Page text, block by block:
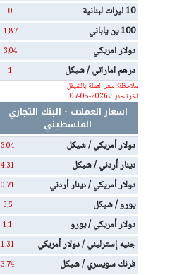
10 ليرات لبنانية 0
100 ين ياباني 1.87
دولار امريكي 3.04
درهم اماراتي / شيكل
1
ملاحظة: سعر العملة بالشيقل -
اخر تحديث 2026-08-07
اسعار العملات - البنك التجاري
الفلسطيني
دولار أمريكي / شيكل
3.04
دينار أردني / شيكل 4.31
دولار أمريكي / دينار أردني 0.71
يورو / شيكل 3.5
دولار أمريكي / يورو 1.1
جنيه إسترليني / دولار أمريكي 1.31
فرنك سويسري / شيكل 3.74